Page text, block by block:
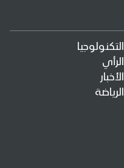
التكنولوجيا
الرأي
الأخبار
الرياضة